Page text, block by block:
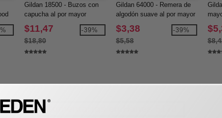
Gildan 18500 - Buzos con
capucha al por mayor
$11,47
$18,80
-39%
Gildan 64000 - Remera de
algodón suave al por mayor
$3,38
$5,58
-39%
en V